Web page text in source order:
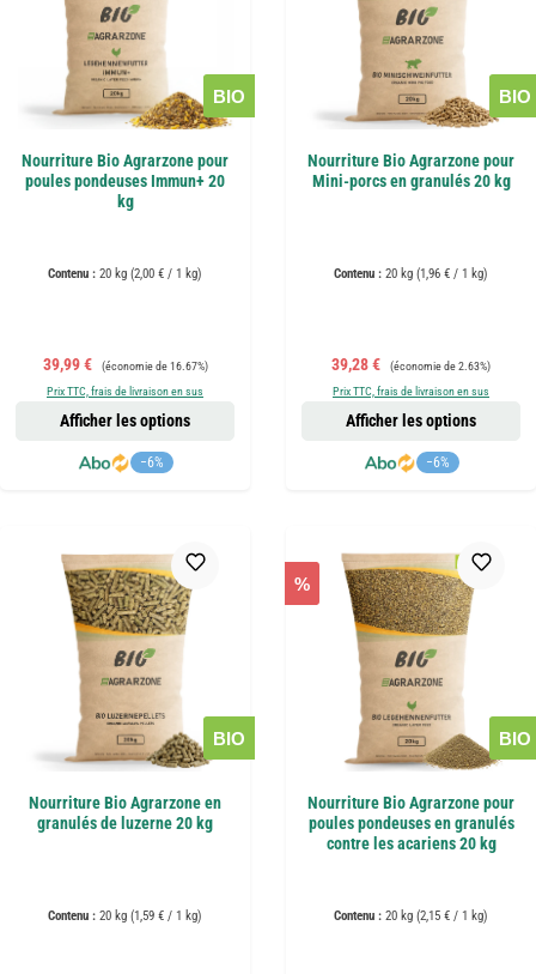
BIO
Nourriture Bio Agrarzone pour
poules pondeuses Immun+ 20
kg
Contenu : 20 kg (2,00 € / 1 kg)
Prix de vente :
39,99 € Prix régulier :
(économie de 16.67%)
Prix TTC, frais de livraison en sus
−6%
Afficher les options
BIO
Nourriture Bio Agrarzone pour
Mini-porcs en granulés 20 kg
Contenu : 20 kg (1,96 € / 1 kg)
Prix de vente :
39,28 € Prix régulier :
(économie de 2.63%)
Prix TTC, frais de livraison en sus
−6%
Afficher les options
BIO
Nourriture Bio Agrarzone en
granulés de luzerne 20 kg
Contenu : 20 kg (1,59 € / 1 kg)
%
BIO
Nourriture Bio Agrarzone pour
poules pondeuses en granulés
contre les acariens 20 kg
Contenu : 20 kg (2,15 € / 1 kg)